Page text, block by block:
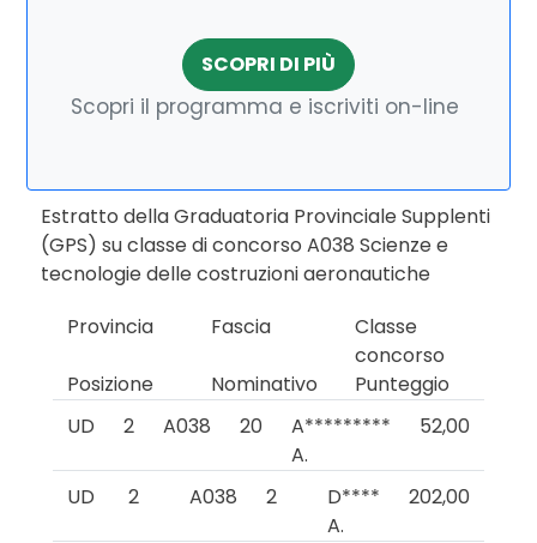
SCOPRI DI PIÙ
Scopri il programma e iscriviti on-line
Estratto della Graduatoria Provinciale Supplenti
(GPS) su classe di concorso A038 Scienze e
tecnologie delle costruzioni aeronautiche
Provincia
Fascia
Classe
concorso
Posizione
Nominativo
Punteggio
UD
2 A038 20
A*********
A.
52,00
UD 2 A038 2
D****
A.
202,00